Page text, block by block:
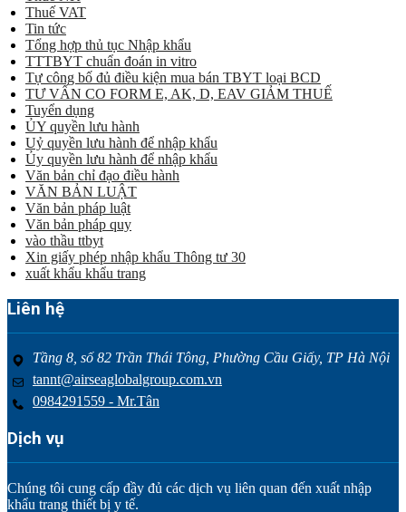
Thuế VAT
Tin tức
Tổng hợp thủ tục Nhập khẩu
TTTBYT chuẩn đoán in vitro
Tự công bố đủ điều kiện mua bán TBYT loại BCD
TƯ VẤN CO FORM E, AK, D, EAV GIẢM THUẾ
Tuyển dụng
ỦY quyền lưu hành
Uỷ quyền lưu hành để nhập khẩu
Ủy quyền lưu hành để nhập khẩu
Văn bản chỉ đạo điều hành
VĂN BẢN LUẬT
Văn bản pháp luật
Văn bản pháp quy
vào thầu ttbyt
Xin giấy phép nhập khẩu Thông tư 30
xuất khẩu khẩu trang
Liên hệ
Tầng 8, số 82 Trần Thái Tông, Phường Cầu Giấy, TP Hà Nội
tannt@airseaglobalgroup.com.vn
0984291559 - Mr.Tân
Dịch vụ
Chúng tôi cung cấp đầy đủ các dịch vụ liên quan đến xuất nhập
khẩu trang thiết bị y tế.